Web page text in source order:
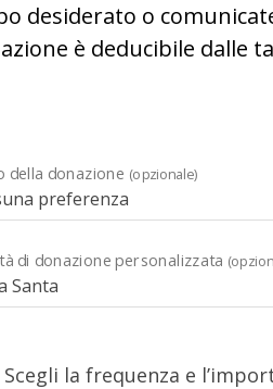
desiderato o
è deducibile dalle
della donazione (opzionale)
di donazione personalizzata
Scegli la frequenza e